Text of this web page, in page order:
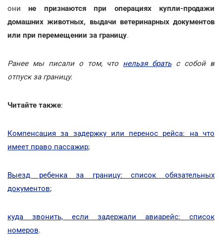
онине признаются при операциях
купли-продажи
домашних животных, выдачи ветеринарных документов
или при перемещении за границу.
Ранее мы писали о том, что нельзя братьс собой в
отпуск за границу.
Читайте также:
Компенсация за задержку или перенос рейса: на что
имеет право пассажир;
Выезд ребенка за границу: список обязательных
документов;
куда звонить, если задержали авиарейс: список
номеров.